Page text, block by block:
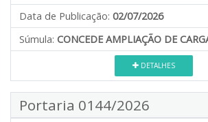
Data de Publicação: 02/07/2026
Súmula: CONCEDE AMPLIAÇÃO DE
DETALHES
Portaria 0144/2026